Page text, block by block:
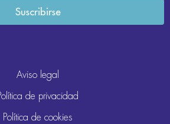
Aviso legal
de privacidad
Política de cookies